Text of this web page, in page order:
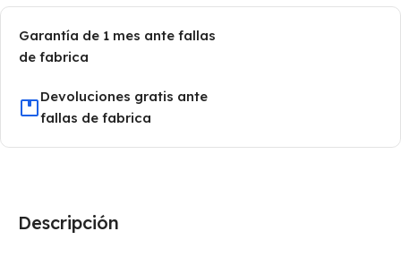
Garantía de 1 mes ante fallas
de fabrica
Devoluciones gratis ante
fallas de fabrica
Descripción